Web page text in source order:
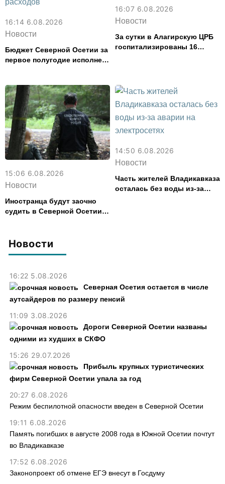
Новости
16:22 5.08.2026
Северная Осетия остается в числе
аутсайдеров по размеру пенсий
11:09 3.08.2026
Дороги Северной Осетии названы
одними из худших в СКФО
15:26 29.07.2026
Прибыль крупных туристических
фирм Северной Осетии упала за год
20:27 6.08.2026
Режим беспилотной опасности введен в Северной Осетии
19:11 6.08.2026
Память погибших в августе 2008 года в Южной Осетии почтут
во Владикавказе
17:52 6.08.2026
Законопроект об отмене ЕГЭ внесут в Госдуму
16:14 6.08.2026
Новости
Бюджет Северной Осетии за
первое полугодие исполнен
16:07 6.08.2026
Новости
За сутки в Алагирскую ЦРБ
госпитализированы 16
15:06 6.08.2026
Новости
Иностранца будут заочно
судить в Северной Осетии
14:50 6.08.2026
Новости
Часть жителей Владикавказа
осталась без воды из-за